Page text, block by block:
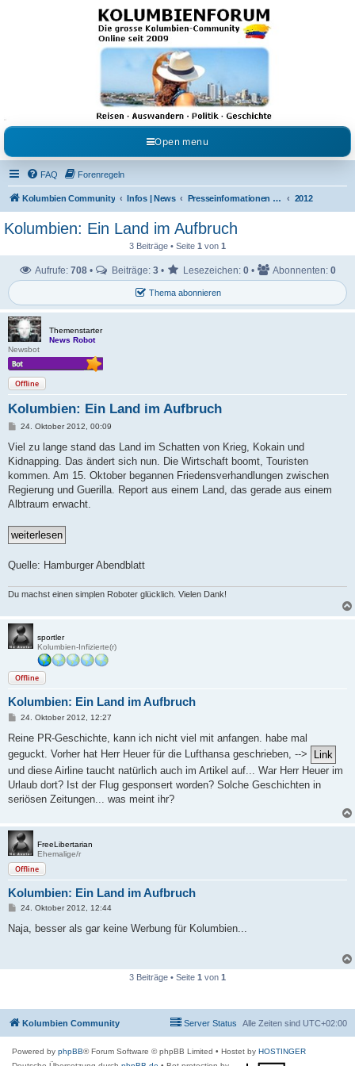
Kolumbienforum - Das
grosse Forum der
Freunde Kolumbiens
Reisen, Auswandern, Kultur, Politik, Geschichte und Visum in Kolumbien und Venezuela.
Austausch, Erfahrungen und Gemeinschaft im Kolumbienforum
Open menu
FAQ Forenregeln
Kolumbien Community Infos | News Presseinformationen & Neuigkeiten 2012
Kolumbien: Ein Land im Aufbruch
3 Beiträge • Seite 1 von 1
Thema abonnieren
Aufrufe: 708 • Beiträge: 3 • Lesezeichen: 0 • Abonnenten: 0
Themenstarter
News Robot
Newsbot
Offline
Kolumbien: Ein Land im Aufbruch
B
i
r
a
24. Oktober 2012, 00:09
Viel zu lange stand das Land im Schatten von Krieg, Kokain und
Kidnapping. Das ändert sich nun. Die Wirtschaft boomt, Touristen
kommen. Am 15. Oktober begannen Friedensverhandlungen zwischen
Regierung und Guerilla. Report aus einem Land, das gerade aus einem
Albtraum erwacht.
Quelle: Hamburger Abendblatt
Du machst einen simplen Roboter glücklich. Vielen Dank!
sportler
Kolumbien-Infizierte(r)
Offline
Kolumbien: Ein Land im Aufbruch
B
i
r
g
24. Oktober 2012, 12:27
Reine PR-Geschichte, kann ich nicht viel mit anfangen. habe mal
geguckt. Vorher hat Herr Heuer für die Lufthansa geschrieben, -->
und diese Airline taucht natürlich auch im Artikel auf... War Herr Heuer im
Urlaub dort? Ist der Flug gesponsert worden? Solche Geschichten in
seriösen Zeitungen... was meint ihr?
FreeLibertarian
Ehemalige/r
Offline
Kolumbien: Ein Land im Aufbruch
B
i
24. Oktober 2012, 12:44
Naja, besser als gar keine Werbung für Kolumbien...
3 Beiträge • Seite 1 von 1
Kolumbien Community Alle Zeiten sind UTC+02:00
Server Status
Powered by phpBB® Forum Software © phpBB Limited • Hostet by HOSTINGER